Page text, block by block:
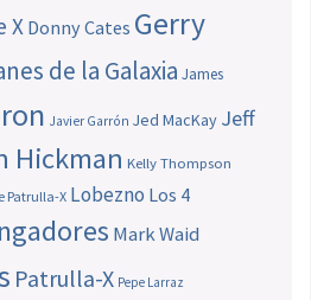
X Donny Cates Gerry
de la Galaxia James
Javier Garrón Jed MacKay Jeff
Hickman Kelly Thompson
Patrulla-X Lobezno Los 4
Mark Waid
Patrulla-X Pepe Larraz